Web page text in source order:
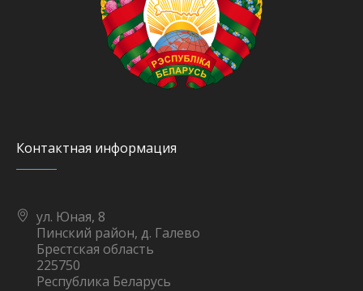
Контактная информация
ул. Юная, 8
Пинский район, д. Галево
Брестская область
225750
Республика Беларусь